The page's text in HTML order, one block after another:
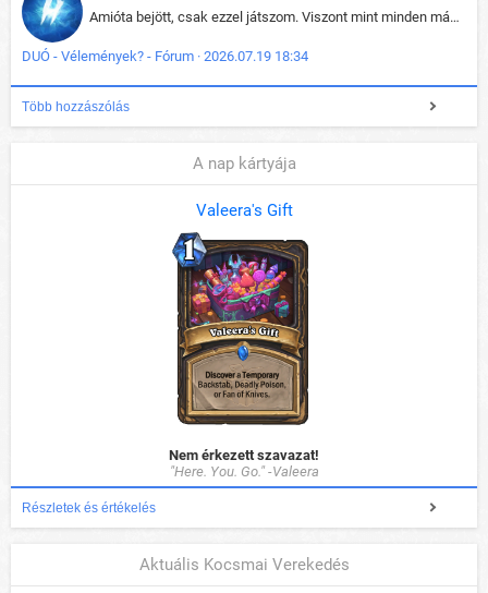
Amióta bejött, csak ezzel játszom. Viszont mint minden más - akár az alapjáték is, ez is baromira összetett lett. Néha már pár kör után is esélytelen az egész. Vagy irreállisan túltápol valaki, vagy lelép a partner, vagy csak hülye mint a segg. És amikor eljönne az én időm, na akkor jön el mindenki másé is. Engem jobban érdekelne, hogy ki milyen ratingen szokott játszani. Na ez lenne egy érdekes adat.
DUÓ - Vélemények? - Fórum · 2026.07.19 18:34
Több hozzászólás
A nap kártyája
Valeera's Gift
Nem érkezett szavazat!
"Here. You. Go." -Valeera
Részletek és értékelés
Aktuális Kocsmai Verekedés